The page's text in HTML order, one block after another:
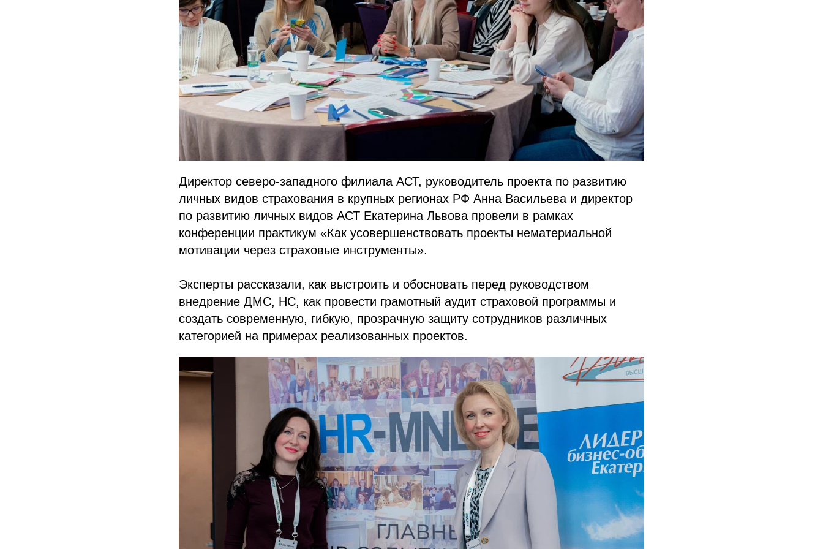
Директор северо-западного филиала АСТ, руководитель проекта по развитию
личных видов страхования в крупных регионах РФ Анна Васильева и директор
по развитию личных видов АСТ Екатерина Львова провели в рамках
конференции практикум «Как усовершенствовать проекты нематериальной
мотивации через страховые инструменты».
Эксперты рассказали, как выстроить и обосновать перед руководством
внедрение ДМС, НС, как провести грамотный аудит страховой программы и
создать современную, гибкую, прозрачную защиту сотрудников различных
категорией на примерах реализованных проектов.